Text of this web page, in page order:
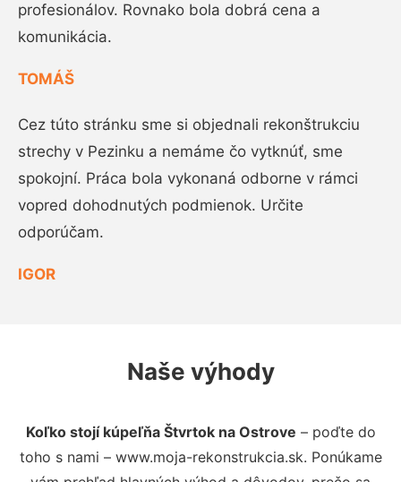
profesionálov. Rovnako bola dobrá cena a
komunikácia.
TOMÁŠ
Cez túto stránku sme si objednali rekonštrukciu
strechy v Pezinku a nemáme čo vytknúť, sme
spokojní. Práca bola vykonaná odborne v rámci
vopred dohodnutých podmienok. Určite
odporúčam.
IGOR
Naše výhody
Koľko stojí kúpeľňa Štvrtok na Ostrove – poďte do
toho s nami – www.moja-rekonstrukcia.sk. Ponúkame